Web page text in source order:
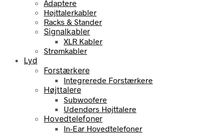
Adaptere
Højttalerkabler
Racks & Stander
Signalkabler
XLR Kabler
Strømkabler
Lyd
Forstærkere
Integrerede Forstærkere
Højttalere
Subwoofere
Udendørs Højttalere
Hovedtelefoner
In-Ear Hovedtelefoner